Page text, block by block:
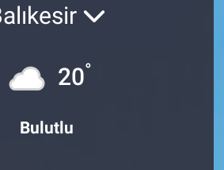
20°
Bulutlu